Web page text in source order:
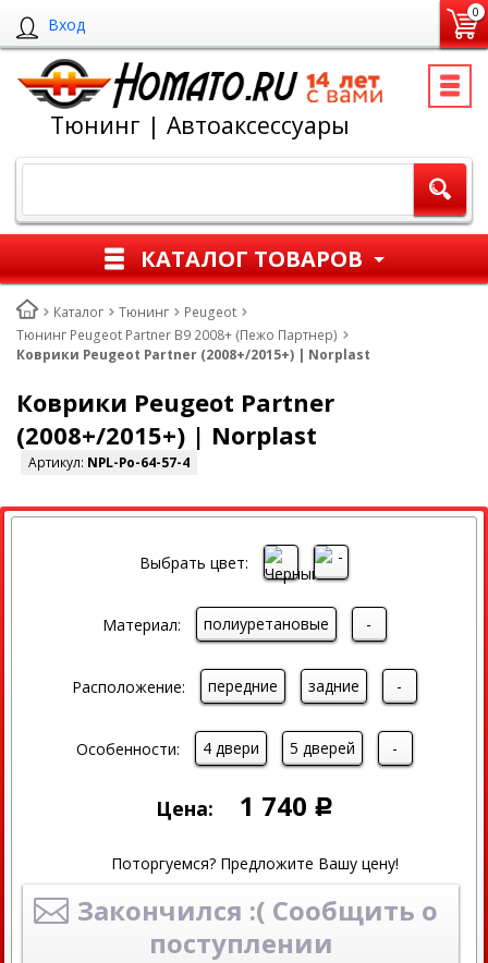
Вход
0
Тюнинг | Автоаксессуары
КАТАЛОГ ТОВАРОВ
Каталог Тюнинг
Peugeot
Тюнинг Peugeot Partner B9 2008+ (Пежо Партнер)
Коврики Peugeot Partner (2008+/2015+) | Norplast
Коврики Peugeot Partner
(2008+/2015+) | Norplast
Артикул: NPL-Po-64-57-4
Выбрать цвет:
Материал: полиуретановые -
Расположение: передние задние -
Особенности: 4 двери 5 дверей -
Цена: 1 740 Р
Поторгуемся? Предложите Вашу цену!
Закончился :( Сообщить о
поступлении